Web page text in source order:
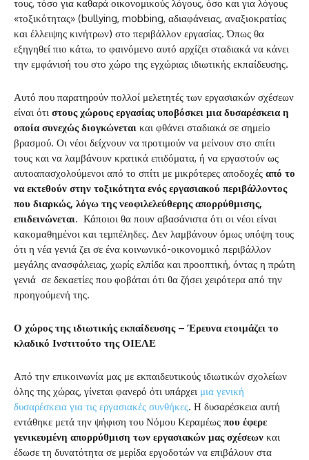
τους, τόσο για καθαρά οικονομικούς λόγους, όσο και για λόγους
«τοξικότητας» (bullying, mobbing, αδιαφάνειας, αναξιοκρατίας
και έλλειψης κινήτρων) στο περιβάλλον εργασίας. Όπως θα
εξηγηθεί πιο κάτω, το φαινόμενο αυτό αρχίζει σταδιακά να κάνει
την εμφάνισή του στο χώρο της εγχώριας ιδιωτικής εκπαίδευσης.
Αυτό που παρατηρούν πολλοί μελετητές των εργασιακών σχέσεων
είναι ότι στους χώρους εργασίας υποβόσκει μια δυσαρέσκεια η
οποία συνεχώς διογκώνεται και φθάνει σταδιακά σε σημείο
βρασμού. Οι νέοι δείχνουν να προτιμούν να μείνουν στο σπίτι
τους και να λαμβάνουν κρατικά επιδόματα, ή να εργαστούν ως
αυτοαπασχολούμενοι από το σπίτι με μικρότερες αποδοχές από το
να εκτεθούν στην τοξικότητα ενός εργασιακού περιβάλλοντος
που διαρκώς, λόγω της νεοφιλελεύθερης απορρύθμισης,
επιδεινώνεται. Κάποιοι θα πουν αβασάνιστα ότι οι νέοι είναι
κακομαθημένοι και τεμπέληδες. Δεν λαμβάνουν όμως υπόψη τους
ότι η νέα γενιά ζει σε ένα κοινωνικό-οικονομικό περιβάλλον
μεγάλης ανασφάλειας, χωρίς ελπίδα και προοπτική, όντας η πρώτη
γενιά σε δεκαετίες που φοβάται ότι θα ζήσει χειρότερα από την
προηγούμενή της.
Ο χώρος της ιδιωτικής εκπαίδευσης – Έρευνα ετοιμάζει το
κλαδικό Ινστιτούτο της ΟΙΕΛΕ
Από την επικοινωνία μας με εκπαιδευτικούς ιδιωτικών σχολείων
όλης της χώρας, γίνεται φανερό ότι υπάρχει μια γενική
δυσαρέσκεια για τις εργασιακές συνθήκες. Η δυσαρέσκεια αυτή
εντάθηκε μετά την ψήφιση του Νόμου Κεραμέως που έφερε
γενικευμένη απορρύθμιση των εργασιακών μας σχέσεων και
έδωσε τη δυνατότητα σε μερίδα εργοδοτών να επιβάλουν στα